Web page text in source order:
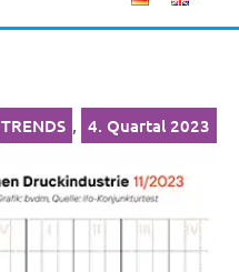
TRENDS , 4. Quartal 2023